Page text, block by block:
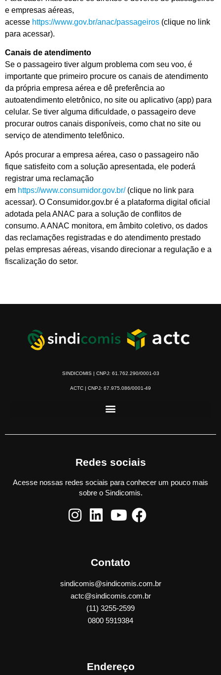
e empresas aéreas,
acesse https://www.gov.br/anac/passageiros (clique no link
para acessar).
Canais de atendimento
Se o passageiro tiver algum problema com seu voo, é
importante que primeiro procure os canais de atendimento
da própria empresa aérea e dê preferência ao
autoatendimento eletrônico, no site ou aplicativo (app) para
celular. Se tiver alguma dificuldade, o passageiro deve
procurar outros canais disponíveis, como chat no site ou
serviço de atendimento telefônico.
Após procurar a empresa aérea, caso o passageiro não
fique satisfeito com a solução apresentada, ele poderá
registrar uma reclamação
em https://www.consumidor.gov.br/(clique no link para
acessar). O Consumidor.gov.br é a plataforma digital oficial
adotada pela ANAC para a solução de conflitos de
consumo. A ANAC monitora, em âmbito coletivo, os dados
das reclamações registradas e do atendimento prestado
pelas empresas aéreas, visando direcionar a regulação e a
fiscalização do setor.
SINDICOMIS | CNPJ: 61.762.290/0001-03
ACTC | CNPJ: 67.975.086/0001-49
Redes sociais
Acesse nossas redes sociais para conhecer um pouco mais
sobre o Sindicomis.
Contato
sindicomis@sindicomis.com.br
actc@sindicomis.com.br
(11) 3255-2599
0800 5919384
Endereço